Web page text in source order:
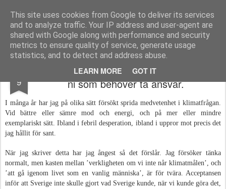
This site uses cookies from Google to deliver its services
and to analyze traffic. Your IP address and user-agent are
shared with Google along with performance and security
metrics to ensure quality of service, generate usage
statistics, and to detect and address abuse.
LEARN MORE GOT IT
kandochsmal.se
Start
9
Det är inte jag som behöver terapi, det är
ni som behöver ta ansvar.
I många år har jag på olika sätt försökt sprida medvetenhet i klimatfrågan.
Vid bättre eller sämre mod och energi, och på mer eller mindre
exemplariskt sätt. Ibland i febril desperation, ibland i uppror mot precis det
jag hållit för sant.
När jag skriver detta har jag ångest så det förslår. Jag försöker tänka
normalt, men kasten mellan ’verkligheten om vi inte når klimatmålen’, och
’att gå igenom livet som en vanlig människa’, är för tvära. Acceptansen
inför att Sverige inte skulle gjort vad Sverige kunde, när vi kunde göra det,